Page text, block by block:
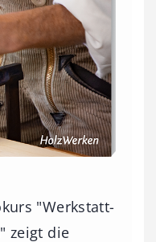
"Werkstatt-
zeigt die